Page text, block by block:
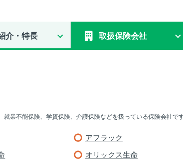
介・特長 取扱保険会社
業不能保険、学資保険、介護保険などを扱っている保険会社で
アフラック
オリックス生命